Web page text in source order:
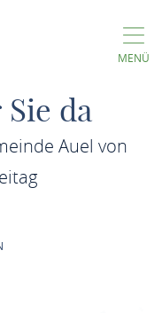
MENÜ
da
Auel von